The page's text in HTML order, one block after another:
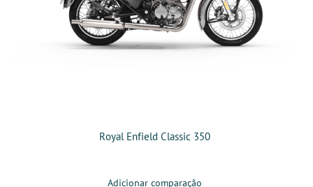
Royal Enfield Classic 350
Adicionar comparação